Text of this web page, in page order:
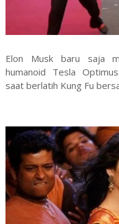
Elon Musk baru saja
humanoid Tesla
saat berlatih Kung Fu